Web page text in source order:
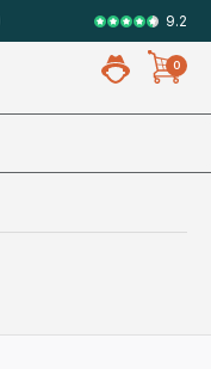
Veilig met
9.2
0